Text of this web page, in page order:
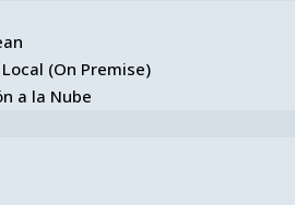
(On Premise)
a la Nube